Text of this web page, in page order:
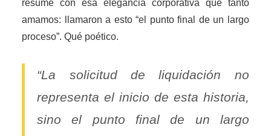
resume con esa elegancia corporativa que tanto
amamos: llamaron a esto “el punto final de un largo
proceso”. Qué poético.
“La solicitud de liquidación no
representa el inicio de esta historia,
sino el punto final de un largo